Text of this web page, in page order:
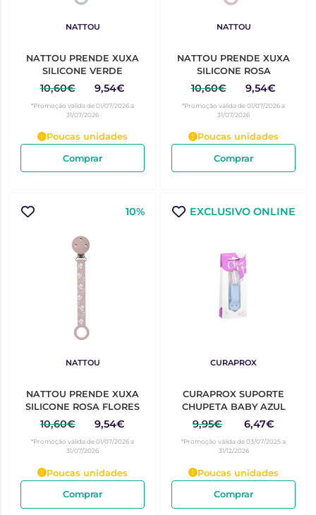
NATTOU
NATTOU PRENDE XUXA
SILICONE VERDE
10,60€ 9,54€
*Promoção válida de 01/07/2026 a
31/07/2026
Poucas unidades
Comprar
NATTOU
NATTOU PRENDE XUXA
SILICONE ROSA
10,60€ 9,54€
*Promoção válida de 01/07/2026 a
31/07/2026
Poucas unidades
Comprar
10%
NATTOU
NATTOU PRENDE XUXA
SILICONE ROSA FLORES
10,60€ 9,54€
*Promoção válida de 01/07/2026 a
31/07/2026
Poucas unidades
Comprar
EXCLUSIVO ONLINE
CURAPROX
CURAPROX SUPORTE
CHUPETA BABY AZUL
9,95€ 6,47€
*Promoção válida de 03/07/2025 a
31/12/2026
Poucas unidades
Comprar